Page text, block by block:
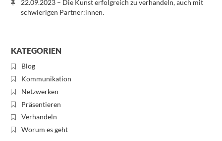
22.09.2023 – Die Kunst erfolgreich zu verhandeln, auch mit
schwierigen Partner:innen.
KATEGORIEN
Blog
Kommunikation
Netzwerken
Präsentieren
Verhandeln
Worum es geht